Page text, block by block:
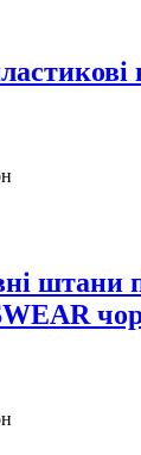
штани